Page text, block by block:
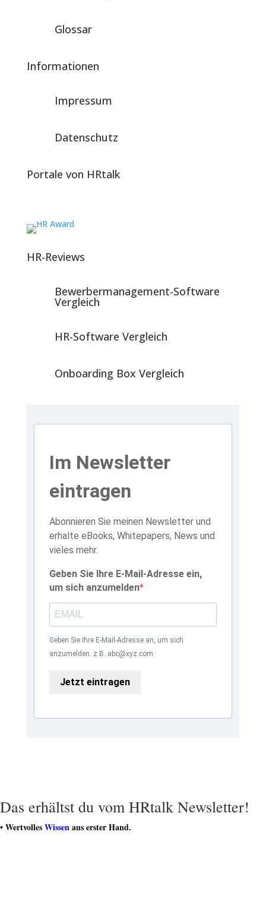
Glossar
Informationen
Impressum
Datenschutz
Portale von HRtalk
HR-Reviews
Bewerbermanagement-Software
Vergleich
HR-Software Vergleich
Onboarding Box Vergleich
Im Newsletter
eintragen
Abonnieren Sie meinen Newsletter und
erhalte eBooks, Whitepapers, News und
vieles mehr.
Geben Sie Ihre E-Mail-Adresse ein,
um sich anzumelden
Geben Sie Ihre E-Mail-Adresse an, um sich
anzumelden. z.B. abc@xyz.com
Jetzt eintragen
Das erhältst du vom HRtalk Newsletter!
• WertvollesWissenaus erster Hand.